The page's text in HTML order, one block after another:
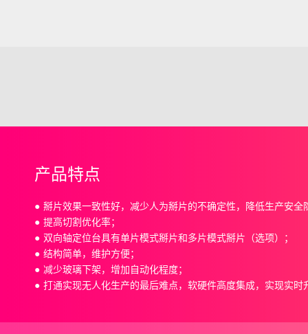
产品特点
掰片效果一致性好，减少人为掰片的不确定性，降低生产安全
提高切割优化率；
双向轴定位台具有单片模式掰片和多片模式掰片（选项）；
结构简单，维护方便；
减少玻璃下架，增加自动化程度；
打通实现无人化生产的最后难点，软硬件高度集成，实现实时